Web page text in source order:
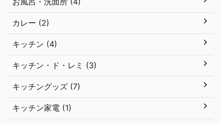
カレー (2)
キッチン (4)
キッチン・ド・レミ (3)
キッチングッズ (7)
キッチン家電 (1)